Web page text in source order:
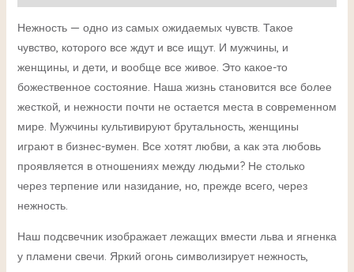
Нежность — одно из самых ожидаемых чувств. Такое
чувство, которого все ждут и все ищут. И мужчины, и
женщины, и дети, и вообще все живое. Это какое-то
божественное состояние. Наша жизнь становится все более
жесткой, и нежности почти не остается места в современном
мире. Мужчины культивируют брутальность, женщины
играют в бизнес-вумен. Все хотят любви, а как эта любовь
проявляется в отношениях между людьми? Не столько
через терпение или назидание, но, прежде всего, через
нежность.
Наш подсвечник изображает лежащих вмести льва и ягненка
у пламени свечи. Яркий огонь символизирует нежность,